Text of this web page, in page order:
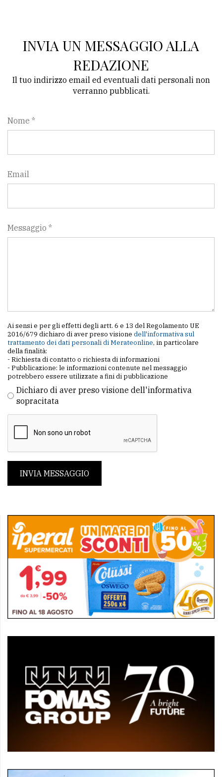
PRIVACY
policy
policy
INVIA UN MESSAGGIO ALLA
REDAZIONE
Il tuo indirizzo email ed eventuali dati personali non
verranno pubblicati.
Nome *
Email
Messaggio *
Ai sensi e per gli effetti degli artt. 6 e 13 del Regolamento UE
2016/679 dichiaro di aver preso visione dell'informativa sul
trattamento dei dati personali di Merateonline, in particolare
della finalità:
- Richiesta di contatto o richiesta di informazioni
- Pubblicazione: le informazioni contenute nel messaggio
potrebbero essere utilizzate a fini di pubblicazione
Dichiaro di aver preso visione dell'informativa
sopracitata
INVIA MESSAGGIO